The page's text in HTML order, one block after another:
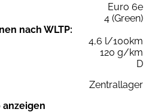
Euro 6e
4 (Green)
nach WLTP:
4,6 l/100km
120 g/km
D
Zentrallager
anzeigen